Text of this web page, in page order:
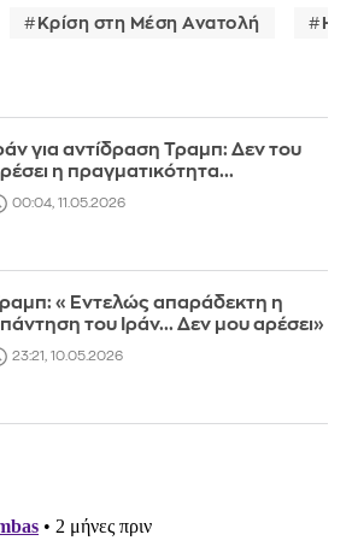
Κρίση στη Μέση Ανατολή
για αντίδραση Τραμπ: Δεν του
η πραγματικότητα...
00:04, 11.05.2026
«Εντελώς απαράδεκτη η
του Ιράν... Δεν μου αρέσει»
23:21, 10.05.2026